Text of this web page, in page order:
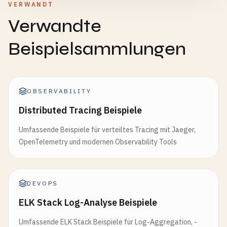
VERWANDT
Verwandte
Beispielsammlungen
OBSERVABILITY
Distributed Tracing Beispiele
Umfassende Beispiele für verteiltes Tracing mit Jaeger,
OpenTelemetry und modernen Observability Tools
DEVOPS
ELK Stack Log-Analyse Beispiele
Umfassende ELK Stack Beispiele für Log-Aggregation, -